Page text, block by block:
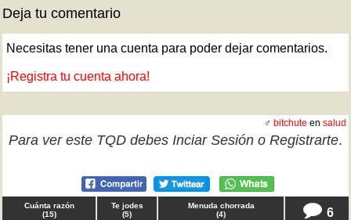
Deja tu comentario
Necesitas tener una cuenta para poder dejar comentarios.
¡Registra tu cuenta ahora!
♂ bitchute en salud
Para ver este TQD debes Inciar Sesión o Registrarte.
Cuánta razón
(15)
Te jodes
(5)
Menuda chorrada
(4) 6